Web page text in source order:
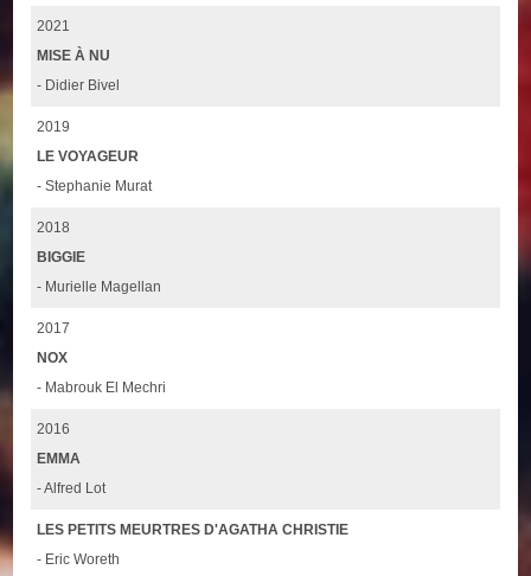
2021
MISE À NU
- Didier Bivel
2019
LE VOYAGEUR
- Stephanie Murat
2018
BIGGIE
- Murielle Magellan
2017
NOX
- Mabrouk El Mechri
2016
EMMA
- Alfred Lot
LES PETITS MEURTRES D'AGATHA CHRISTIE
- Eric Woreth